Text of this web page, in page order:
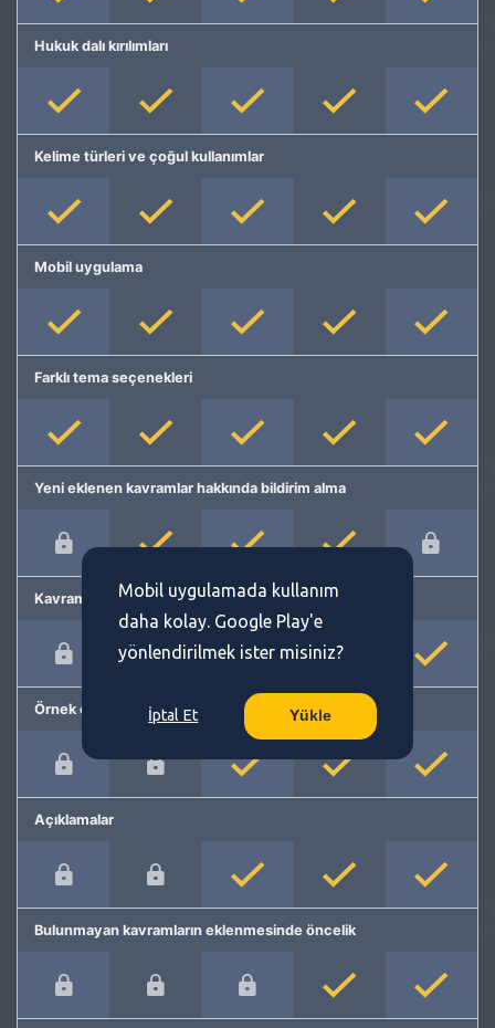
Hukuk dalı kırılımları
Kelime türleri ve çoğul kullanımlar
Mobil uygulama
Farklı tema seçenekleri
Yeni eklenen kavramlar hakkında bildirim alma
Kavram önerme
Örnek cümleler
Açıklamalar
Bulunmayan kavramların eklenmesinde öncelik
Mobil uygulamada kullanım
daha kolay. Google Play'e
yönlendirilmek ister misiniz?
İptal Et Yükle